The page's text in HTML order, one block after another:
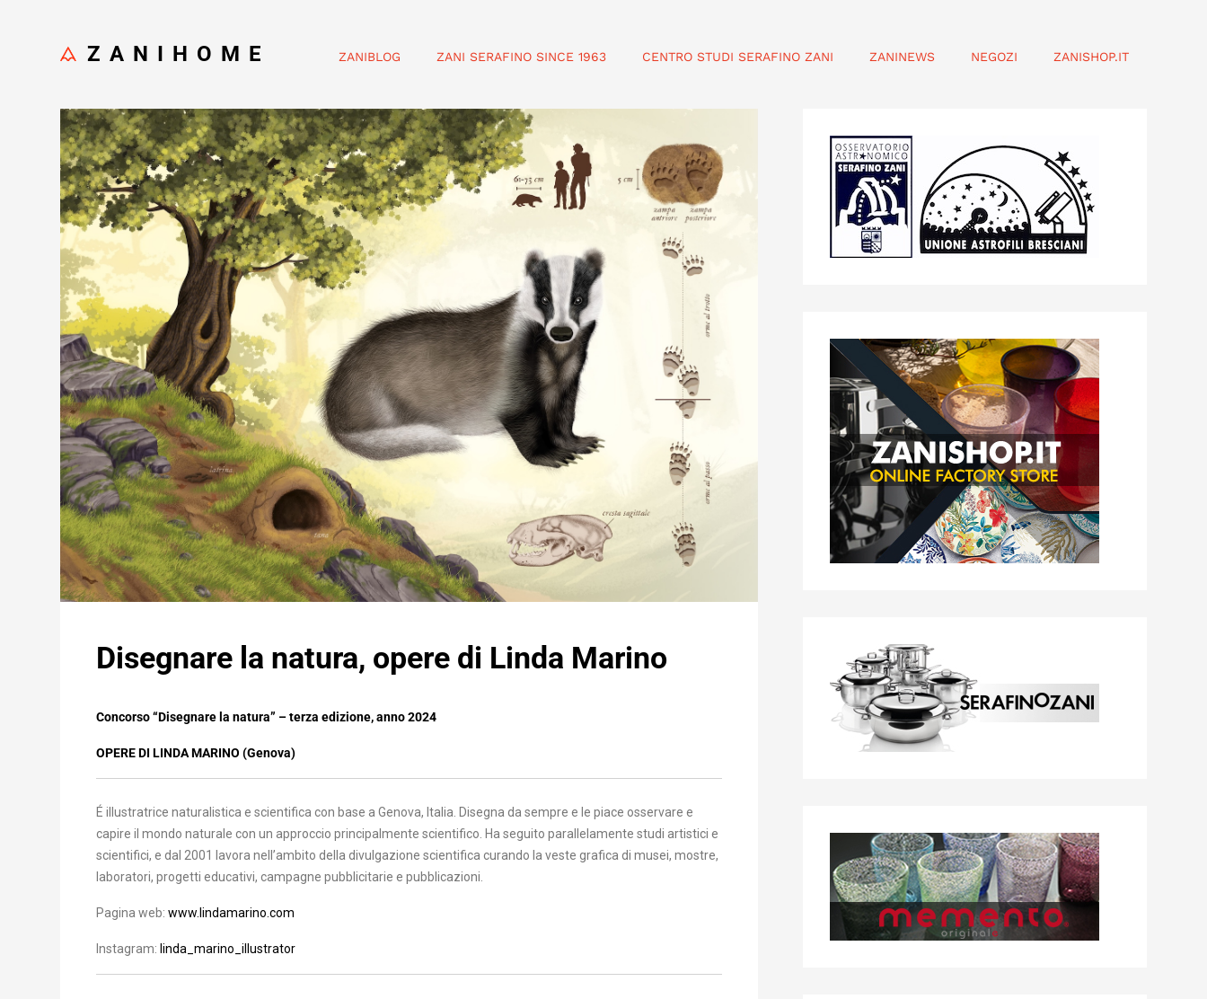
ZANIHOME ZANIBLOG ZANI SERAFINO SINCE 1963 CENTRO STUDI SERAFINO ZANI ZANINEWS NEGOZI ZANISHOP.IT
Disegnare la natura, opere di Linda Marino
Concorso “Disegnare la natura” – terza edizione, anno 2024
OPERE DI LINDA MARINO (Genova)
É illustratrice naturalistica e scientifica con base a Genova, Italia. Disegna da sempre e le piace osservare e
capire il mondo naturale con un approccio principalmente scientifico. Ha seguito parallelamente studi artistici e
scientifici, e dal 2001 lavora nell’ambito della divulgazione scientifica curando la veste grafica di musei, mostre,
laboratori, progetti educativi, campagne pubblicitarie e pubblicazioni.
Pagina web: www.lindamarino.com
Instagram: linda_marino_illustrator